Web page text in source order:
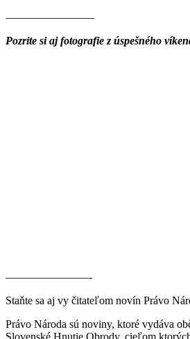
————————
Pozrite si aj fotografie z úspešného
———————–-
Staňte sa aj vy čitateľom novín Právo
Právo Národa sú noviny, ktoré vydáva
Slovenské Hnutie Obrody, cieľom